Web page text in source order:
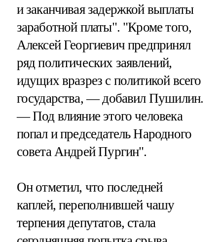
и заканчивая задержкой выплаты
заработной платы". "Кроме того,
Алексей Георгиевич предпринял
ряд политических заявлений,
идущих вразрез с политикой всего
государства, — добавил Пушилин.
— Под влияние этого человека
попал и председатель Народного
совета Андрей Пургин".
Он отметил, что последней
каплей, переполнившей чашу
терпения депутатов, стала